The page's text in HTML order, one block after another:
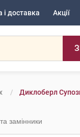
і доставка Акції
Диклоберл
замінники